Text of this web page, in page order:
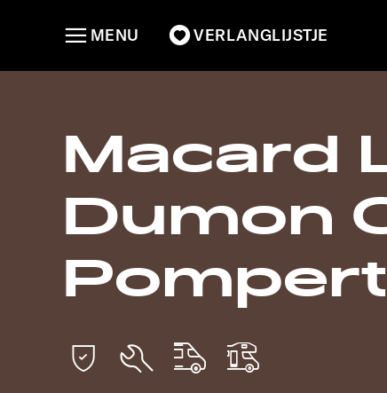
VERLANGLIJSTJE
MENU
Macard
Dumon